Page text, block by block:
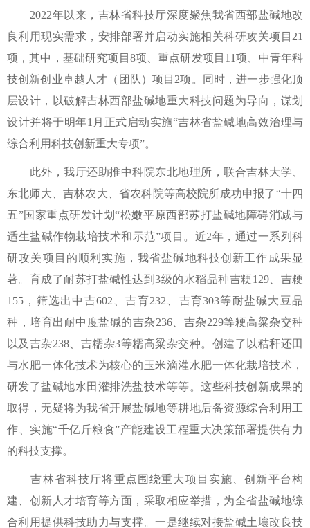
2022年以来，吉林省科技厅深度聚焦我省西部盐碱地改
良利用现实需求，安排部署并启动实施相关科研攻关项目21
项，其中，基础研究项目8项、重点研发项目11项、中青年科
技创新创业卓越人才（团队）项目2项。同时，进一步强化顶
层设计，以破解吉林西部盐碱地重大科技问题为导向，谋划
设计并将于明年1月正式启动实施“吉林省盐碱地高效治理与
综合利用科技创新重大专项”。
此外，我厅还助推中科院东北地理所，联合吉林大学、
东北师大、吉林农大、省农科院等高校院所成功申报了“十四
五”国家重点研发计划“松嫩平原西部苏打盐碱地障碍消减与
适生盐碱作物栽培技术和示范”项目。近2年，通过一系列科
研攻关项目的顺利实施，我省盐碱地科技创新工作成果显
著。育成了耐苏打盐碱性达到3级的水稻品种吉粳129、吉粳
155，筛选出中吉602、吉育232、吉育303等耐盐碱大豆品
种，培育出耐中度盐碱的吉杂236、吉杂229等粳高粱杂交种
以及吉杂238、吉糯杂3等糯高粱杂交种。创建了以秸秆还田
与水肥一体化技术为核心的玉米滴灌水肥一体化栽培技术，
研发了盐碱地水田灌排洗盐技术等等。这些科技创新成果的
取得，无疑将为我省开展盐碱地等耕地后备资源综合利用工
作、实施“千亿斤粮食”产能建设工程重大决策部署提供有力
的科技支撑。
吉林省科技厅将重点围绕重大项目实施、创新平台构
建、创新人才培育等方面，采取相应举措，为全省盐碱地综
合利用提供科技助力与支撑。一是继续对接盐碱土壤改良技